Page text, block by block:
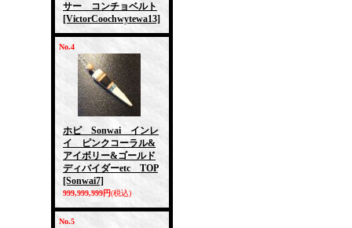
サー コンチョベルト
[VictorCoochwytewa13]
No.4
ホピ Sonwai インレ
イ ピンクコーラル&
アイボリー&ゴールド
ディバイダーetc TOP
[Sonwai7]
999,999,999円(税込)
No.5